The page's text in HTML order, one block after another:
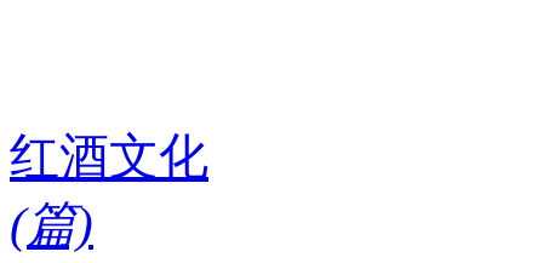
红酒文化
(篇)